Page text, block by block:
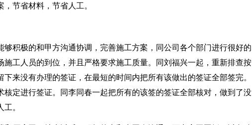
节省材料，节省人工。
够积极的和甲方沟通协调，完善施工方案，同公司各个部门进行很好的
施工人员的到位，并且严格要求施工质量。同刘福兴一起，重新排查按
来没有办理的签证，在最短的时间内把所有该做出的签证全部签完。
核定进行签证。同李同春一起把所有的该签的签证全部核对，做到了没
。